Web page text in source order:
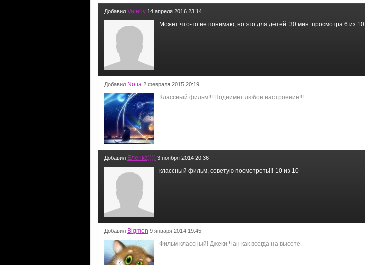
Добавил Valeriy 14 апреля 2016 23:14
Может что-то не понимаю, но это для детей. 30 мин. просмотра 6 из 10
Добавил Notia 2 февраля 2015 20:19
Классный фильм!!! Поднимет любое настроение!!!
Добавил Еленка)))) 3 ноября 2014 20:36
классный фильм, советую посмотреть!!! 10 из 10
Добавил Bigmen 9 января 2014 19:45
Фильм классный! Джеки Чан как всегда на высоте.